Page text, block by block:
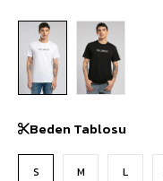
Beden Tablosu
S M L